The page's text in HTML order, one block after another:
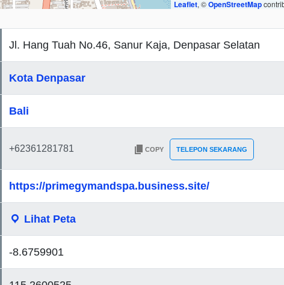
Leaflet, ©OpenStreetMap
Jl. Hang Tuah No.46, Sanur Kaja, Denpasar Selatan
Kota Denpasar
Bali
COPY TELEPON SEKARANG
https://primegymandspa.business.site/
Lihat Peta
-8.6759901